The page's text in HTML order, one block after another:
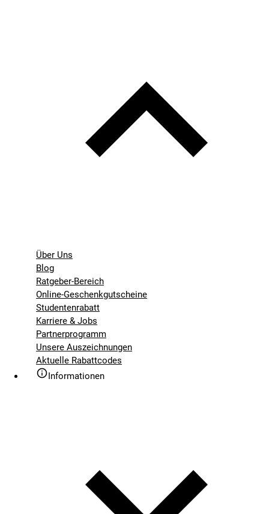
Über Uns
Blog
Ratgeber-Bereich
Online-Geschenkgutscheine
Studentenrabatt
Karriere & Jobs
Partnerprogramm
Unsere Auszeichnungen
Aktuelle Rabattcodes
Informationen